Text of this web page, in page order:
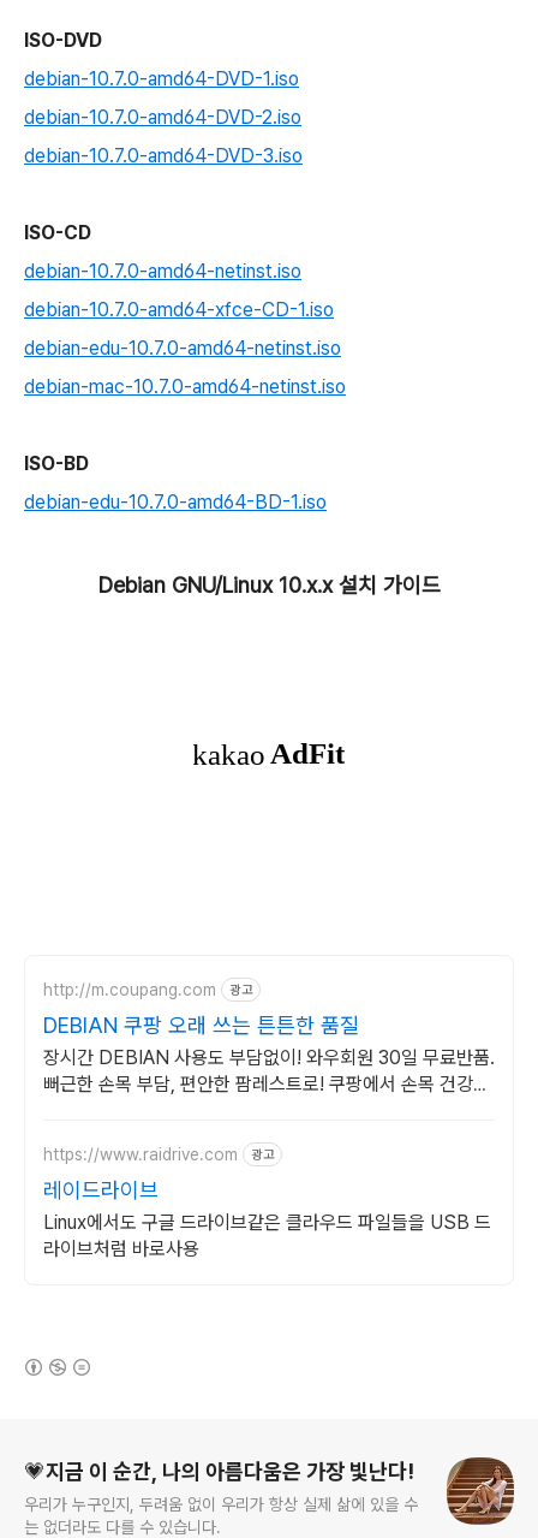
ISO-DVD
debian-10.7.0-amd64-DVD-1.iso
debian-10.7.0-amd64-DVD-2.iso
debian-10.7.0-amd64-DVD-3.iso
ISO-CD
debian-10.7.0-amd64-netinst.iso
debian-10.7.0-amd64-xfce-CD-1.iso
debian-edu-10.7.0-amd64-netinst.iso
debian-mac-10.7.0-amd64-netinst.iso
ISO-BD
debian-edu-10.7.0-amd64-BD-1.iso
Debian GNU/Linux 10.x.x 설치 가이드
http://m.coupang.com 광고
DEBIAN 쿠팡 오래 쓰는 튼튼한 품질
장시간 DEBIAN 사용도 부담없이! 와우회원 30일 무료반품.
뻐근한 손목 부담, 편안한 팜레스트로! 쿠팡에서 손목 건강을
https://www.raidrive.com 광고
레이드라이브
Linux에서도 구글 드라이브같은 클라우드 파일들을 USB 드
라이브처럼 바로사용
💗지금 이 순간, 나의 아름다움은 가장 빛난다!
우리가 누구인지, 두려움 없이 우리가 항상 실제 삶에 있을 수
는 없더라도 다를 수 있습니다.